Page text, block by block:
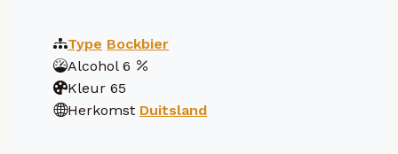
Type Bockbier
Alcohol 6
Kleur 65
Herkomst Duitsland